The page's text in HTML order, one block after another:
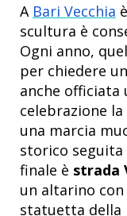
A Bari Vecchia
scultura è
Ogni anno,
per chiedere
anche officiata
celebrazione la
una marcia
storico seguita
finale è strada
un altarino
statuetta della